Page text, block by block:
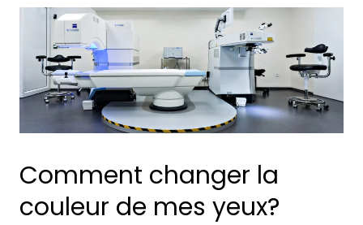
Comment changer la
couleur de mes yeux?